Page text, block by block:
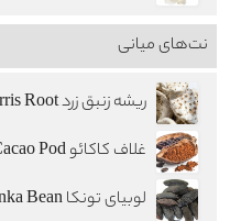
نت‌های میانی
ریشه زنبق زرد Orris Root
غلاف کاکائو Cacao Pod
لوبیای تونکا Tonka Bean